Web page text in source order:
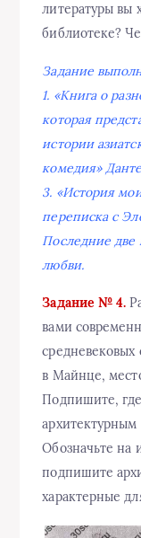
литературы вы
библиотеке?
Задание
1. «Книга о
которая
истории
комедия»
3. «История
переписка с
Последние две
любви.
Задание № 4.
вами
в Майнце,
Подпишите,
архитектурным
Обозначьте на
подпишите
характерные